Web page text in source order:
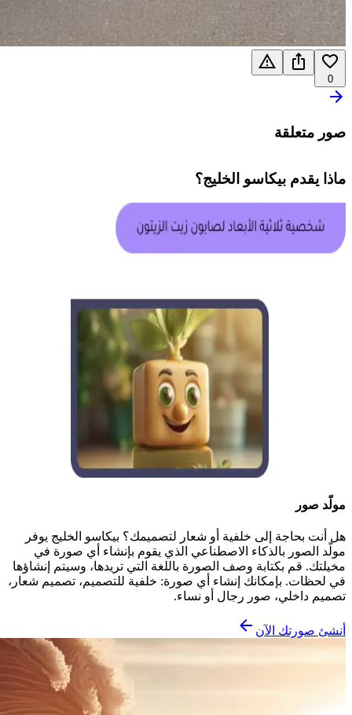
0
صور متعلقة
ماذا يقدم بيكاسو الخليج؟
مولّد صور
هل أنت بحاجة إلى خلفية أو شعار لتصميمك؟ بيكاسو الخليج يوفر
مولّد الصور بالذكاء الاصطناعي الذي يقوم بإنشاء أي صورة في
مخيلتك. قم بكتابة وصف الصورة باللغة التي تريدها، وسيتم إنشاؤها
في لحظات. بإمكانك إنشاء أي صورة: خلفية للتصميم، تصميم شعار،
تصميم داخلي، صور رجال أو نساء.
أنشئ صورتك الآن